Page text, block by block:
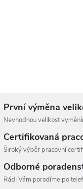
První výměna
Nevhodnou velikost
Certifikovaná
Široký výběr pracovní
Odborné
Rádi Vám poradíme po